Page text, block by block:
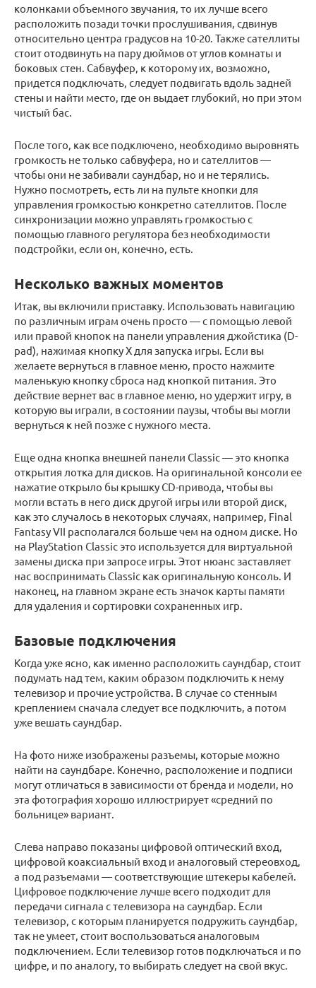
колонками объемного звучания, то их лучше всего
расположить позади точки прослушивания, сдвинув
относительно центра градусов на 10-20. Также сателлиты
стоит отодвинуть на пару дюймов от углов комнаты и
боковых стен. Сабвуфер, к которому их, возможно,
придется подключать, следует подвигать вдоль задней
стены и найти место, где он выдает глубокий, но при этом
чистый бас.
После того, как все подключено, необходимо выровнять
громкость не только сабвуфера, но и сателлитов —
чтобы они не забивали саундбар, но и не терялись.
Нужно посмотреть, есть ли на пульте кнопки для
управления громкостью конкретно сателлитов. После
синхронизации можно управлять громкостью с
помощью главного регулятора без необходимости
подстройки, если он, конечно, есть.
Несколько важных моментов
Итак, вы включили приставку. Использовать навигацию
по различным играм очень просто — с помощью левой
или правой кнопок на панели управления джойстика (D-
pad), нажимая кнопку X для запуска игры. Если вы
желаете вернуться в главное меню, просто нажмите
маленькую кнопку сброса над кнопкой питания. Это
действие вернет вас в главное меню, но удержит игру, в
которую вы играли, в состоянии паузы, чтобы вы могли
вернуться к ней позже с нужного места.
Еще одна кнопка внешней панели Classic — это кнопка
открытия лотка для дисков. На оригинальной консоли ее
нажатие открыло бы крышку CD-привода, чтобы вы
могли встать в него диск другой игры или второй диск,
как это случалось в некоторых случаях, например, Final
Fantasy VII располагался больше чем на одном диске. Но
на PlayStation Classic это используется для виртуальной
замены диска при запросе игры. Этот нюанс заставляет
нас воспринимать Classic как оригинальную консоль. И
наконец, на главном экране есть значок карты памяти
для удаления и сортировки сохраненных игр.
Базовые подключения
Когда уже ясно, как именно расположить саундбар, стоит
подумать над тем, каким образом подключить к нему
телевизор и прочие устройства. В случае со стенным
креплением сначала следует все подключить, а потом
уже вешать саундбар.
На фото ниже изображены разъемы, которые можно
найти на саундбаре. Конечно, расположение и подписи
могут отличаться в зависимости от бренда и модели, но
эта фотография хорошо иллюстрирует «средний по
больнице» вариант.
Слева направо показаны цифровой оптический вход,
цифровой коаксиальный вход и аналоговый стереовход,
а под разъемами — соответствующие штекеры кабелей.
Цифровое подключение лучше всего подходит для
передачи сигнала с телевизора на саундбар. Если
телевизор, с которым планируется подружить саундбар,
так не умеет, стоит воспользоваться аналоговым
подключением. Если телевизор готов подключаться и по
цифре, и по аналогу, то выбирать следует на свой вкус.